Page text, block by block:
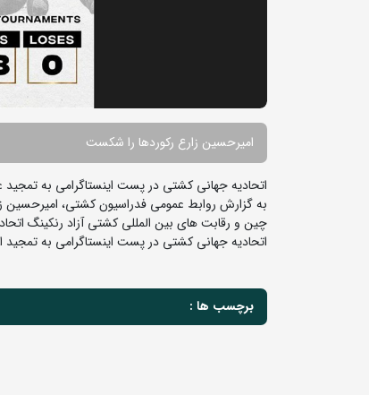
امیرحسین زارع رکوردها را شکست
اتحادیه جهانی کشتی در پست اینستاگرامی به
به گزارش روابط عمومی فدراسیون کشتی، امیرحسین
چین و رقابت های بین المللی کشتی آزاد رنکینگ اتحادیه جهانی جام اوپن
اتحادیه جهانی کشتی در پست اینستاگرامی به تمجید
برچسب ها :